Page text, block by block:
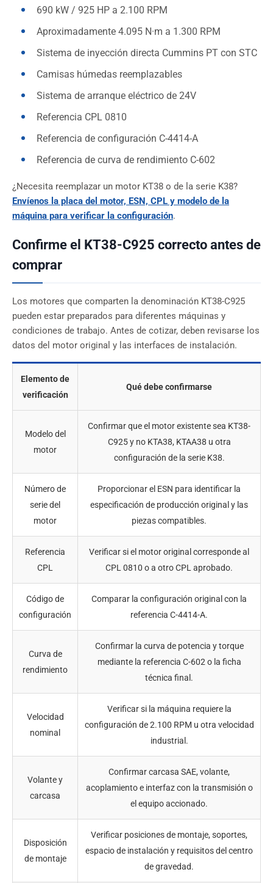
690 kW / 925 HP a 2.100 RPM
Aproximadamente 4.095 N·m a 1.300 RPM
Sistema de inyección directa Cummins PT con STC
Camisas húmedas reemplazables
Sistema de arranque eléctrico de 24V
Referencia CPL 0810
Referencia de configuración C-4414-A
Referencia de curva de rendimiento C-602
¿Necesita reemplazar un motor KT38 o de la serie K38?
Envíenos la placa del motor, ESN, CPL y modelo de la
máquina para verificar la configuración.
Confirme el KT38-C925 correcto antes de
comprar
Los motores que comparten la denominación KT38-C925
pueden estar preparados para diferentes máquinas y
condiciones de trabajo. Antes de cotizar, deben revisarse los
datos del motor original y las interfaces de instalación.
Elemento de
verificación
Qué debe confirmarse
Modelo del
motor
Confirmar que el motor existente sea KT38-
C925 y no KTA38, KTAA38 u otra
configuración de la serie K38.
Número de
serie del
motor
Proporcionar el ESN para identificar la
especificación de producción original y las
piezas compatibles.
Referencia
CPL
Verificar si el motor original corresponde al
CPL 0810 o a otro CPL aprobado.
Código de
configuración
Comparar la configuración original con la
referencia C-4414-A.
Curva de
rendimiento
Confirmar la curva de potencia y torque
mediante la referencia C-602 o la ficha
técnica final.
Velocidad
nominal
Verificar si la máquina requiere la
configuración de 2.100 RPM u otra velocidad
industrial.
Volante y
carcasa
Confirmar carcasa SAE, volante,
acoplamiento e interfaz con la transmisión o
el equipo accionado.
Disposición
de montaje
Verificar posiciones de montaje, soportes,
espacio de instalación y requisitos del centro
de gravedad.